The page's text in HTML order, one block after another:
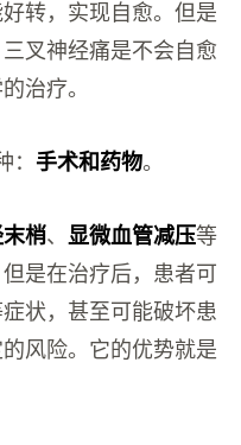
转，实现自愈。但是
叉神经痛是不会自愈
治疗。
：手术和药物。
梢、显微血管减压等
是在治疗后，患者可
状，甚至可能破坏患
风险。它的优势就是